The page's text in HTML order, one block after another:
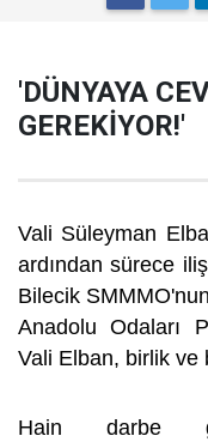
'DÜNYAYA
GEREKİYOR!'
Vali Süleyman
ardından sürece
Bilecik
Anadolu Odaları
Vali Elban, birlik ve
Hain darbe